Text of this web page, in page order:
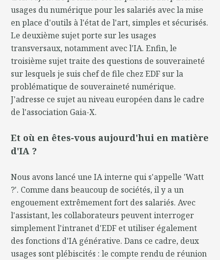
usages du numérique pour les salariés avec la mise
en place d'outils à l'état de l'art, simples et sécurisés.
Le deuxième sujet porte sur les usages
transversaux, notamment avec l'IA. Enfin, le
troisième sujet traite des questions de souveraineté
sur lesquels je suis chef de file chez EDF sur la
problématique de souveraineté numérique.
J'adresse ce sujet au niveau européen dans le cadre
de l'association Gaia-X.
Et où en êtes-vous aujourd'hui en matière
d'IA ?
Nous avons lancé une IA interne qui s'appelle 'Watt
?'. Comme dans beaucoup de sociétés, il y a un
engouement extrêmement fort des salariés. Avec
l'assistant, les collaborateurs peuvent interroger
simplement l'intranet d'EDF et utiliser également
des fonctions d'IA générative. Dans ce cadre, deux
usages sont plébiscités : le compte rendu de réunion